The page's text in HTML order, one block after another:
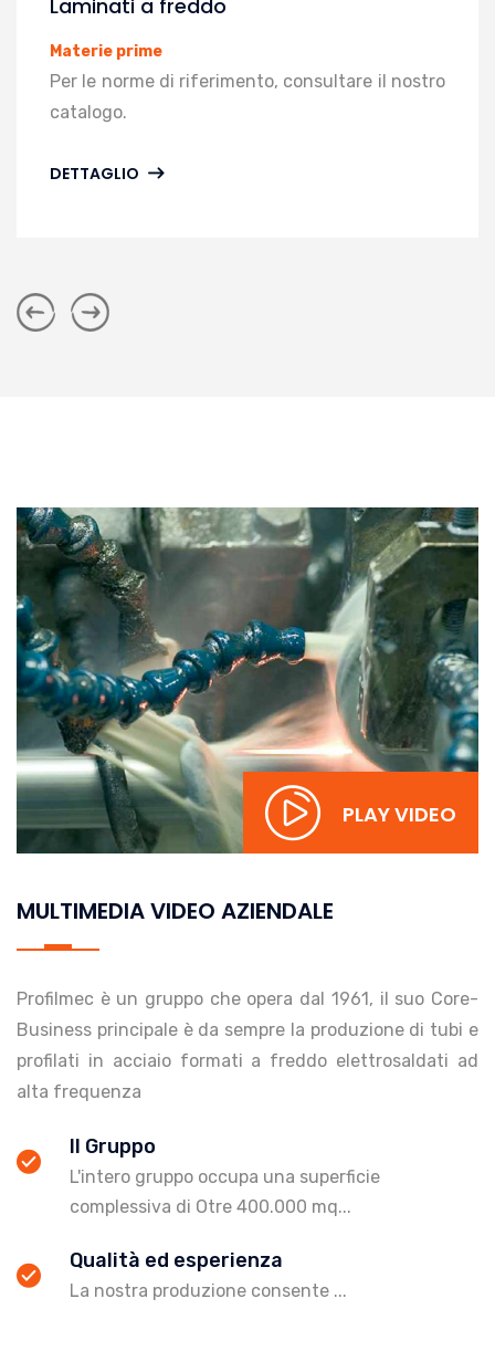
Laminati a freddo
Materie prime
Per le norme di riferimento, consultare il nostro
catalogo.
DETTAGLIO
PLAY VIDEO
MULTIMEDIAVIDEO AZIENDALE
Profilmec è un gruppo che opera dal 1961, il suo Core-
Business principale è da sempre la produzione di tubi e
profilati in acciaio formati a freddo elettrosaldati ad
alta frequenza
Il Gruppo
L'intero gruppo occupa una superficie
complessiva di Otre 400.000 mq...
Qualità ed esperienza
La nostra produzione consente ...